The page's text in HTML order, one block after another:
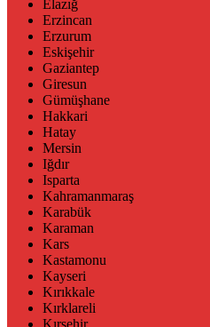
Elazığ
Erzincan
Erzurum
Eskişehir
Gaziantep
Giresun
Gümüşhane
Hakkari
Hatay
Mersin
Iğdır
Isparta
Kahramanmaraş
Karabük
Karaman
Kars
Kastamonu
Kayseri
Kırıkkale
Kırklareli
Kırşehir